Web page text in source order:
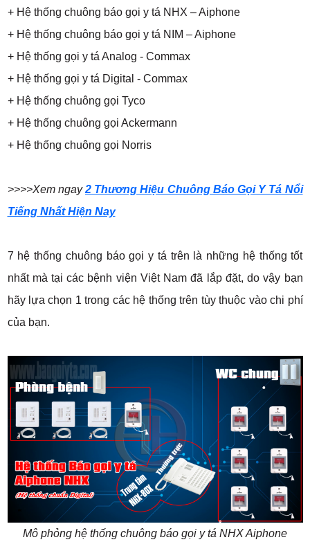
+ Hệ thống chuông báo gọi y tá NHX – Aiphone
+ Hệ thống chuông báo gọi y tá NIM – Aiphone
+ Hệ thống gọi y tá Analog - Commax
+ Hệ thống gọi y tá Digital - Commax
+ Hệ thống chuông gọi Tyco
+ Hệ thống chuông gọi Ackermann
+ Hệ thống chuông gọi Norris
>>>>Xem ngay2 Thương Hiệu Chuông Báo Gọi Y Tá Nổi
Tiếng Nhất Hiện Nay
7 hệ thống chuông báo gọi y tá trên là những hệ thống tốt
nhất mà tại các bệnh viện Việt Nam đã lắp đặt, do vậy bạn
hãy lựa chọn 1 trong các hệ thống trên tùy thuộc vào chi phí
của bạn.
Mô phỏng hệ thống chuông báo gọi y tá NHX Aiphone